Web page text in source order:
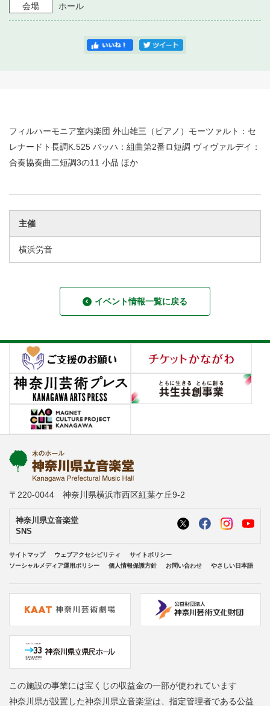
・ 芸術参与
会場
ホール
フィルハーモニア室内楽団 外山雄三（ピアノ）モーツァルト：セ
レナードト長調K.525 バッハ：組曲第2番ロ短調 ヴィヴァルデイ：
合奏協奏曲二短調3の11 小品 ほか
主催
横浜労音
イベント情報一覧に戻る
〒220-0044 神奈川県横浜市西区紅葉ケ丘9-2
神奈川県立音楽堂
SNS
サイトマップ ウェブアクセシビリティ
サイトポリシー
ソーシャルメディア運用ポリシー
個人情報保護方針 お問い合わせ やさしい日本語
この施設の事業には宝くじの収益金の一部が使われています
神奈川県が設置した神奈川県立音楽堂は、指定管理者である公益